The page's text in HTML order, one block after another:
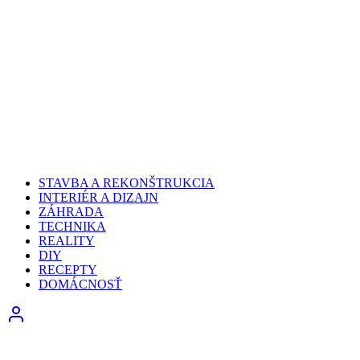
STAVBA A REKONŠTRUKCIA
INTERIÉR A DIZAJN
ZÁHRADA
TECHNIKA
REALITY
DIY
RECEPTY
DOMÁCNOSŤ